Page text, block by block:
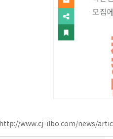
http://www.cj-ilbo.com/news/